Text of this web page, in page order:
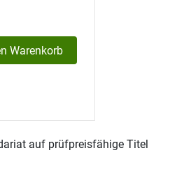
Warenkorb
auf prüfpreisfähige Titel